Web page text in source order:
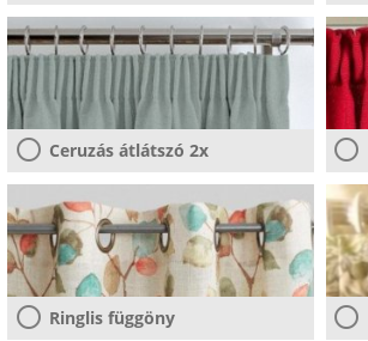
Ceruzás átlátszó 2x
Ringlis függöny